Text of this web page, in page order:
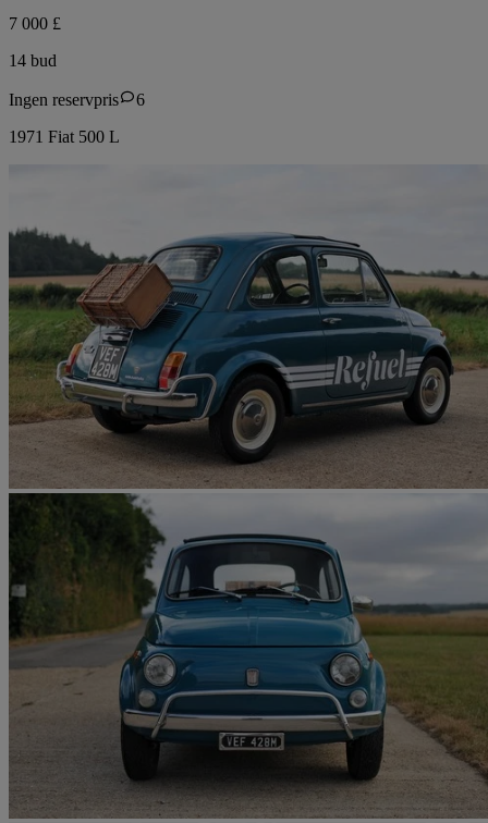
7 000 £
14 bud
Ingen reservpris
6
1971 Fiat 500 L